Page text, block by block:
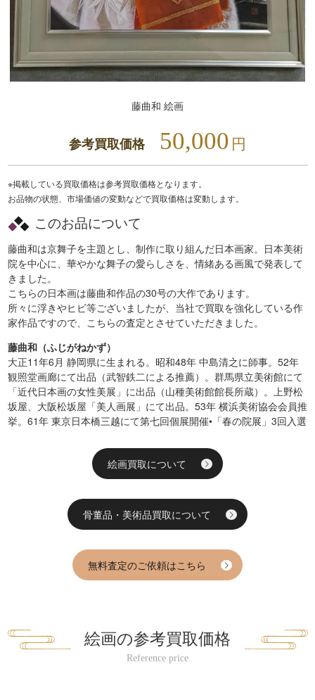
藤曲和 絵画
参考買取価格 50,000 円
※掲載している買取価格は参考買取価格となります。
お品物の状態、市場価値の変動などで買取価格は変動します。
このお品について
藤曲和は京舞子を主題とし、制作に取り組んだ日本画家。日本美術
院を中心に、華やかな舞子の愛らしさを、情緒ある画風で発表して
きました。
こちらの日本画は藤曲和作品の30号の大作であります。
所々に浮きやヒビ等ございましたが、当社で買取を強化している作
家作品ですので、こちらの査定とさせていただきました。
藤曲和（ふじがねかず）
大正11年6月 静岡県に生まれる。昭和48年 中島清之に師事。52年
観照堂画廊にて出品（武智鉄二による推薦）。群馬県立美術館にて
「近代日本画の女性美展」に出品（山種美術館館長所蔵）。上野松
坂屋、大阪松坂屋「美人画展」にて出品。53年 横浜美術協会会員推
挙。61年 東京日本橋三越にて第七回個展開催•「春の院展」3回入選
絵画買取について
骨董品・美術品買取について
無料査定のご依頼はこちら
絵画の参考買取価格